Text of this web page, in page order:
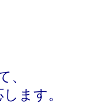
、
ます。